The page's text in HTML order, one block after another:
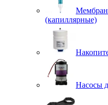
(капиллярные)
Насосы